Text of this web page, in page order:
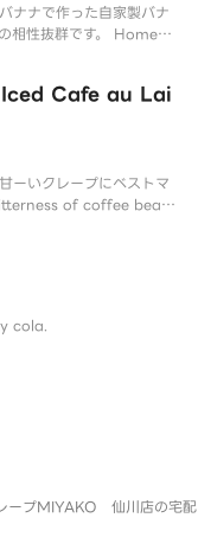
ナナで作った自家製バナ
相性抜群です。 Homem
Iced Cafe au Lai
ーいクレープにベストマ
of coffee beans
cola.
ープMIYAKO 仙川店の宅配